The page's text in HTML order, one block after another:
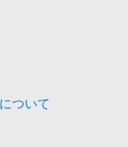
ついて